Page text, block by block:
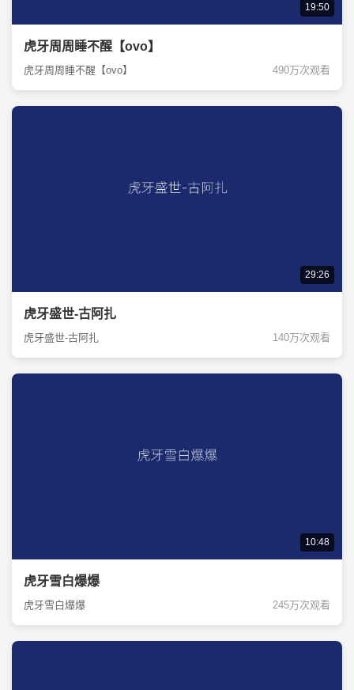
19:50
虎牙周周睡不醒【ovo】
虎牙周周睡不醒【ovo】 490万次观看
29:26
虎牙盛世-古阿扎
虎牙盛世-古阿扎 140万次观看
10:48
虎牙雪白爆爆
虎牙雪白爆爆 245万次观看